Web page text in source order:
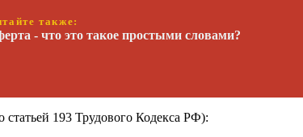
также:
- что это такое простыми словами?
193 Трудового Кодекса РФ):